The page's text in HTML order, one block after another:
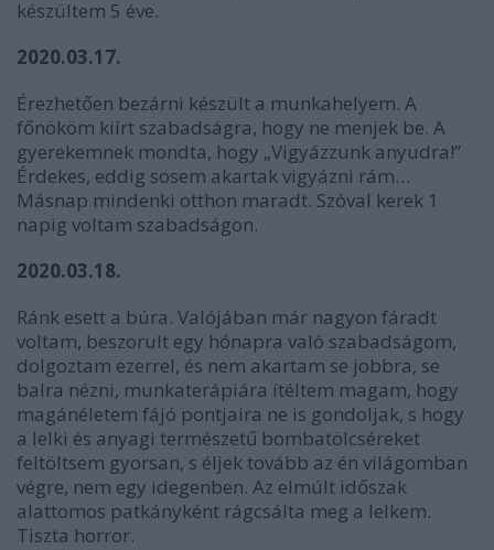
készültem 5 éve.
2020.03.17.
Érezhetően bezárni készült a munkahelyem. A
főnököm kiírt szabadságra, hogy ne menjek be. A
gyerekemnek mondta, hogy „Vigyázzunk anyudra!”
Érdekes, eddig sosem akartak vigyázni rám…
Másnap mindenki otthon maradt. Szóval kerek 1
napig voltam szabadságon.
2020.03.18.
Ránk esett a búra. Valójában már nagyon fáradt
voltam, beszorult egy hónapra való szabadságom,
dolgoztam ezerrel, és nem akartam se jobbra, se
balra nézni, munkaterápiára ítéltem magam, hogy
magánéletem fájó pontjaira ne is gondoljak, s hogy
a lelki és anyagi természetű bombatölcséreket
feltöltsem gyorsan, s éljek tovább az én világomban
végre, nem egy idegenben. Az elmúlt időszak
alattomos patkányként rágcsálta meg a lelkem.
Tiszta horror.